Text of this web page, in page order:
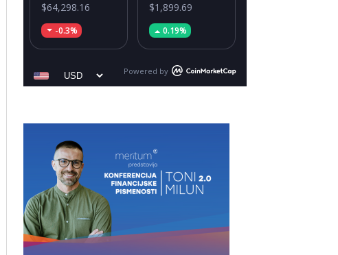
$64,298.16
-0.3%
$1,899.69
0.19%
Powered by